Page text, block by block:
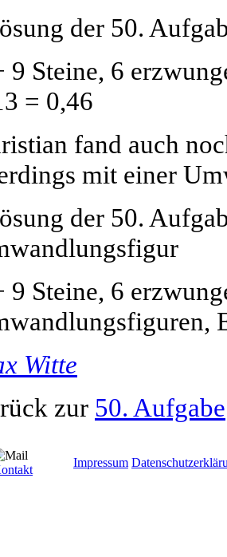
9 Steine, 6
= 0,46
fand auch
mit einer
9 Steine, 6
Witte
zur 50. Aufgabe
Impressum